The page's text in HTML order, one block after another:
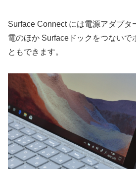
Surface Connect には電源アダプタ
電のほか Surfaceドックをつないで
ともできます。